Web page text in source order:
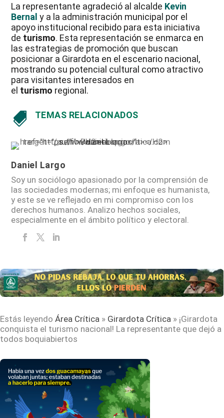
La representante agradeció al alcalde Kevin
Bernal y a la administración municipal por el
apoyo institucional recibido para esta iniciativa
de turismo. Esta representación se enmarca en
las estrategias de promoción que buscan
posicionar a Girardota en el escenario nacional,
mostrando su potencial cultural como atractivo
para visitantes interesados en
el turismo regional.
 TEMAS RELACIONADOS
Daniel Largo
Soy un sociólogo apasionado por la comprensión de
las sociedades modernas; mi enfoque es humanista,
y este se ve reflejado en mi compromiso con los
derechos humanos. Analizo hechos sociales,
especialmente en el ámbito político y electoral.
Estás leyendo Área Crítica » Girardota Crítica » ¡Girardota
conquista el turismo nacional! La representante que dejó a
todos boquiabiertos